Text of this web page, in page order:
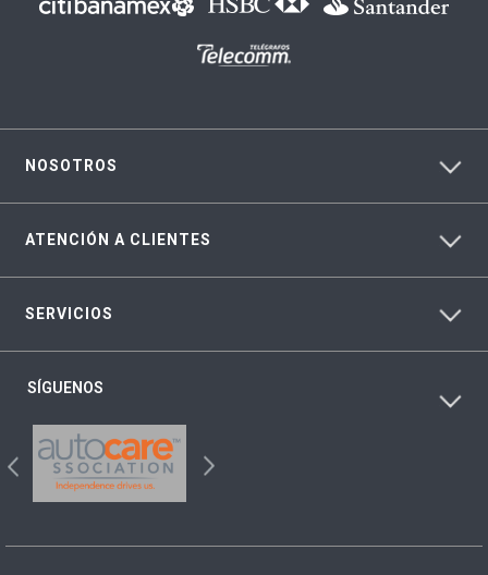
NOSOTROS
ATENCIÓN A CLIENTES
SERVICIOS
SÍGUENOS